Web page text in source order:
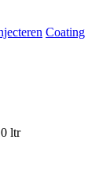
Coating
ltr